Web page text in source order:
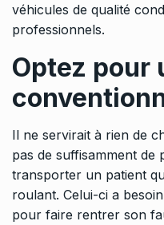
véhicules de qualité
professionnels.
Optez pour
Il ne servirait à rien de
pas de suffisamment de
transporter un patient
roulant. Celui-ci a
pour faire rentrer son